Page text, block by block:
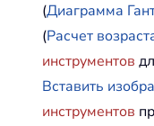
(Диаграмма
(Расчет
инструментов
Вставить
инструментов